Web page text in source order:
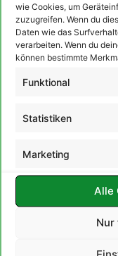
wie Cookies, um
zuzugreifen. Wenn du
Daten wie das
verarbeiten. Wenn du
können bestimmte
Funktional
Statistiken
Marketing
Alle
Nur
Name*
E-Mail-Adresse
Website